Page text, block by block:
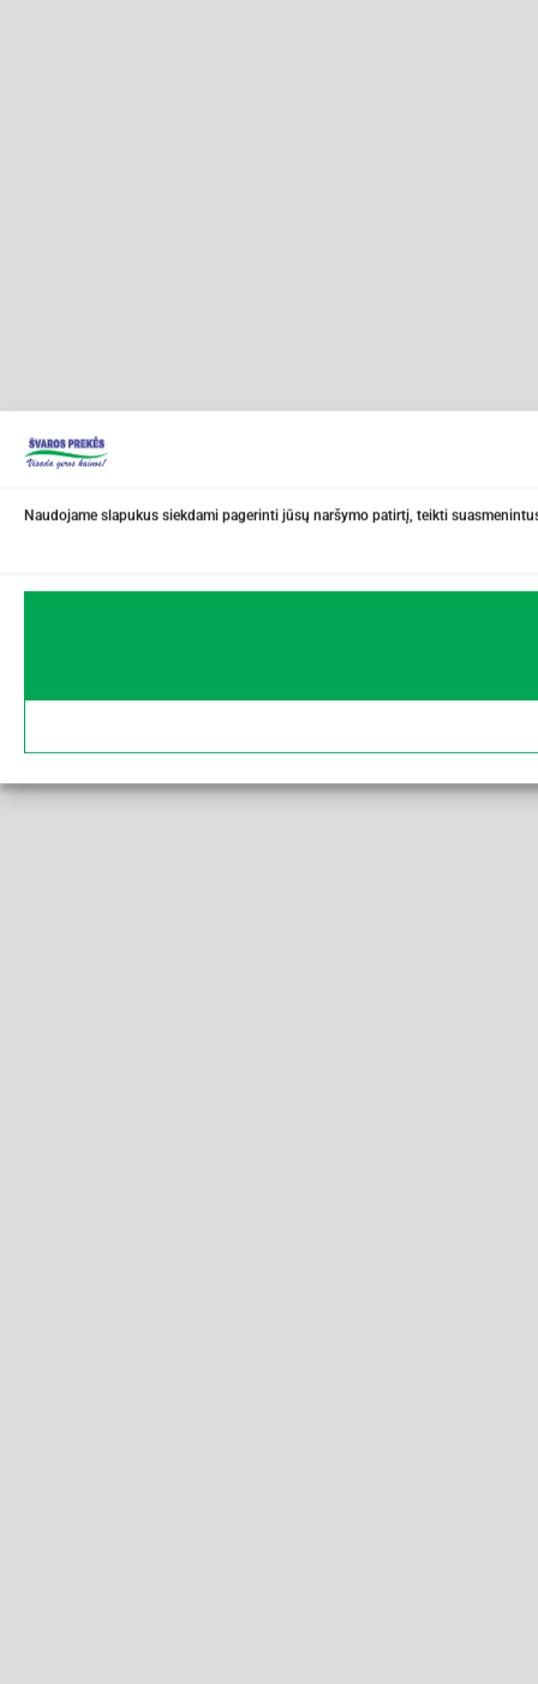
Naudojame slapukus siekdami pagerinti jūsų naršymo patirtį, teikti